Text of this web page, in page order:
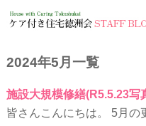
2024年5月一覧
施設大規模修繕(R5.5.23写
皆さんこんにちは。 5月の